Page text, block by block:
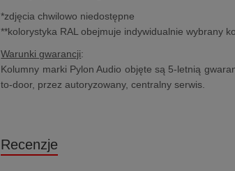
*zdjęcia chwilowo niedostępne
**kolorystyka RAL obejmuje indywidualnie wybrany
Warunki gwarancji:
Kolumny marki Pylon Audio objęte są 5-letnią
to-door, przez autoryzowany, centralny serwis.
Recenzje